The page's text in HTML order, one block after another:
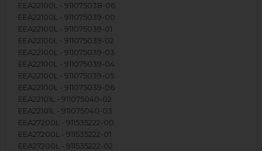
EEA22100L - 911075038-06
EEA22100L - 911075039-00
EEA22100L - 911075039-01
EEA22100L - 911075039-02
EEA22100L - 911075039-03
EEA22100L - 911075039-04
EEA22100L - 911075039-05
EEA22100L - 911075039-06
EEA22101L - 911075040-02
EEA22101L - 911075040-03
EEA27200L - 911535222-00
EEA27200L - 911535222-01
EEA27200L - 911535222-02